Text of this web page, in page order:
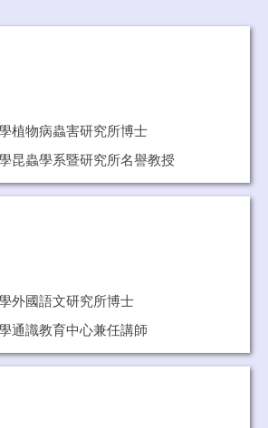
植物病蟲害研究所博士
昆蟲學系暨研究所名譽教授
學、休閒旅遊與健康、旅遊醫學與健
外國語文研究所博士
通識教育中心兼任講師
-初級、旅遊英語-中級